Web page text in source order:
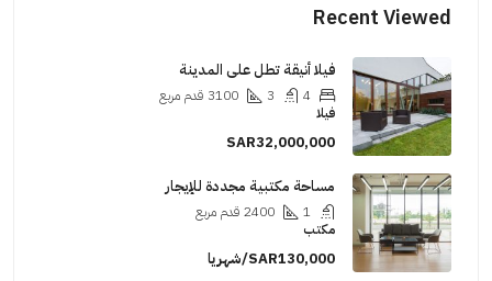
Recent Viewed
فيلا أنيقة تطل على المدينة
4
3
3100 قدم مربع
فيلا
SAR32,000,000
مساحة مكتبية مجددة للإيجار
1
2400 قدم مربع
مكتب
SAR130,000/شهريا